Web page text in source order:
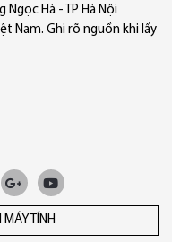
Ngọc Hà - TP Hà Nội
Nam. Ghi rõ nguồn khi lấy
TÍNH